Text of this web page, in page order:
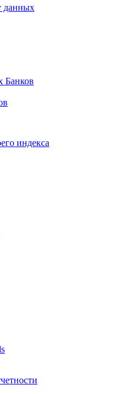
индекса